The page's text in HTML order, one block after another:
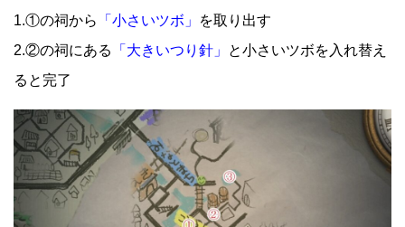
1.①の祠から
「小さいツボ」
を取り出す
2.②の祠にある
「大きいつり針」
と小さいツボを入れ替え
ると完了